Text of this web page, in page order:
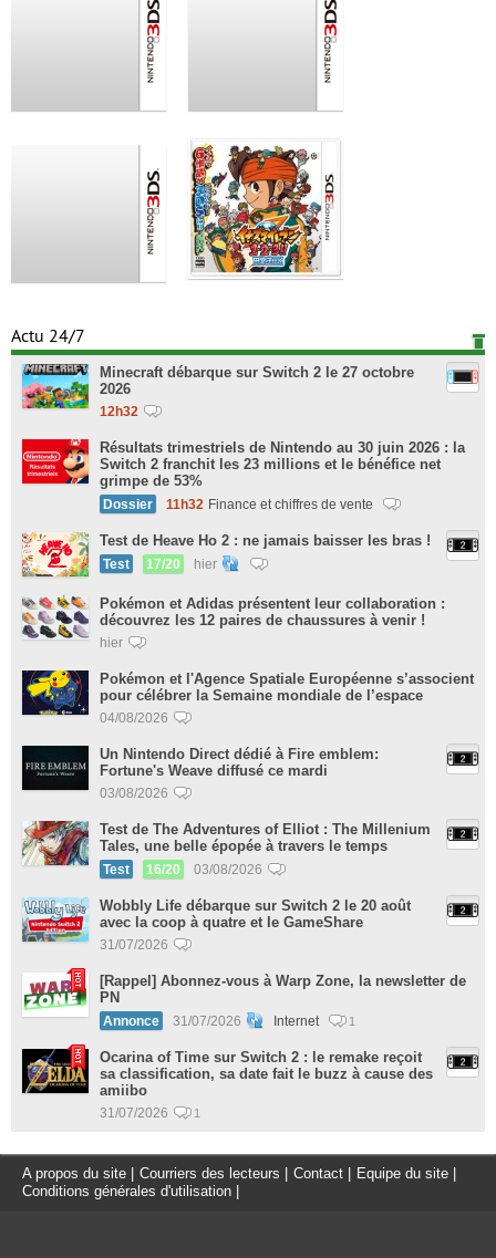
Actu 24/7
Minecraft débarque sur Switch 2 le 27 octobre
2026
12h32
Résultats trimestriels de Nintendo au 30 juin 2026 : la
Switch 2 franchit les 23 millions et le bénéfice net
grimpe de 53%
Dossier 11h32 Finance et chiffres de vente
Test de Heave Ho 2 : ne jamais baisser les bras !
Test 17/20 hier
Pokémon et Adidas présentent leur collaboration :
découvrez les 12 paires de chaussures à venir !
hier
Pokémon et l'Agence Spatiale Européenne s’associent
pour célébrer la Semaine mondiale de l’espace
04/08/2026
Un Nintendo Direct dédié à Fire emblem:
Fortune's Weave diffusé ce mardi
03/08/2026
Test de The Adventures of Elliot : The Millenium
Tales, une belle épopée à travers le temps
Test 16/20 03/08/2026
Wobbly Life débarque sur Switch 2 le 20 août
avec la coop à quatre et le GameShare
31/07/2026
[Rappel] Abonnez-vous à Warp Zone, la newsletter de
PN
Annonce 31/07/2026 Internet 1
Ocarina of Time sur Switch 2 : le remake reçoit
sa classification, sa date fait le buzz à cause des
amiibo
31/07/2026 1
A propos du site Courriers des lecteurs Contact Equipe du site
Conditions générales d'utilisation